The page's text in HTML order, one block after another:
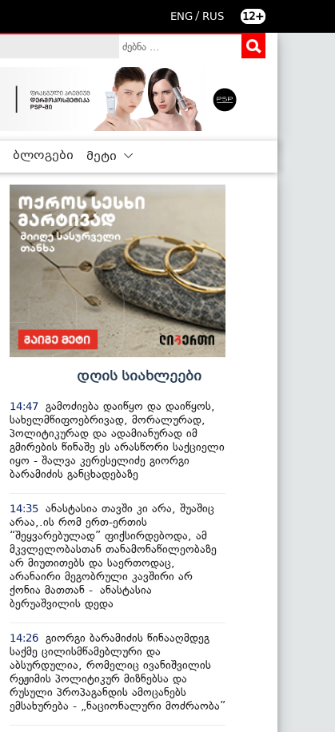
ENG / RUS 12+
ბლოგები მეტი
დღის სიახლეები
14:47 გამოძიება დაიწყო და დაიწყოს,
სახელმწიფოებრივად, მორალურად,
პოლიტიკურად და ადამიანურად იმ
გმირების წინაშე ეს არასწორი საქციელი
იყო - შალვა კერესელიძე გიორგი
ბარამიძის განცხადებაზე
14:35 ანასტასია თავში კი არა, შუაშიც
არაა,.ის რომ ერთ-ერთის
“შეყვარებულად” ფიქსირდებოდა, ამ
მკვლელობასთან თანამონაწილეობაზე
არ მიუთითებს და საერთოდაც,
არანაირი მეგობრული კავშირი არ
ქონია მათთან - ანასტასია
ბერუაშვილის დედა
14:26 გიორგი ბარამიძის წინააღმდეგ
საქმე ცილისმწამებლური და
აბსურდულია, რომელიც ივანიშვილის
რეჟიმის პოლიტიკურ მიზნებსა და
რუსული პროპაგანდის ამოცანებს
ემსახურება - „ნაციონალური მოძრაობა”